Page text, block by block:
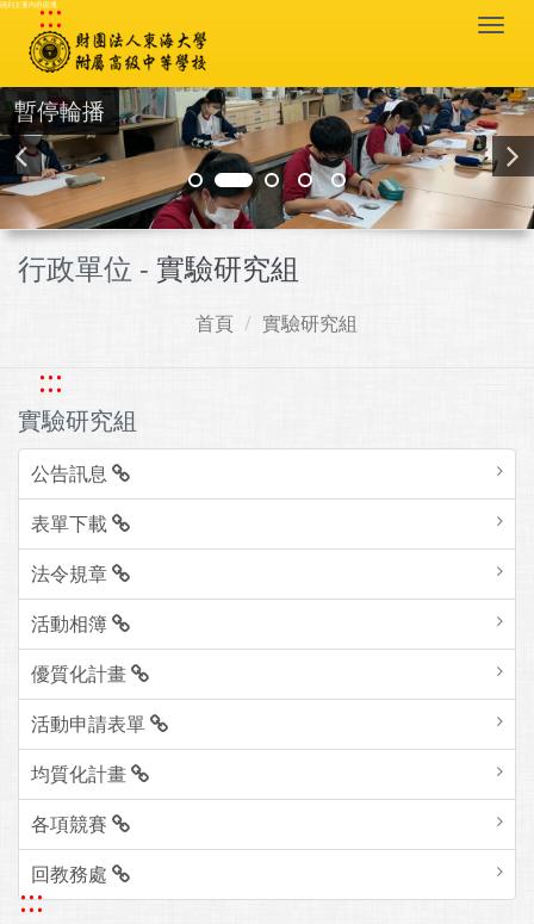
跳到主要內容區塊
:::
暫停輪播
行政單位 - 實驗研究組
首頁 實驗研究組
:::
實驗研究組
公告訊息
表單下載
法令規章
活動相簿
優質化計畫
活動申請表單
均質化計畫
各項競賽
回教務處
:::